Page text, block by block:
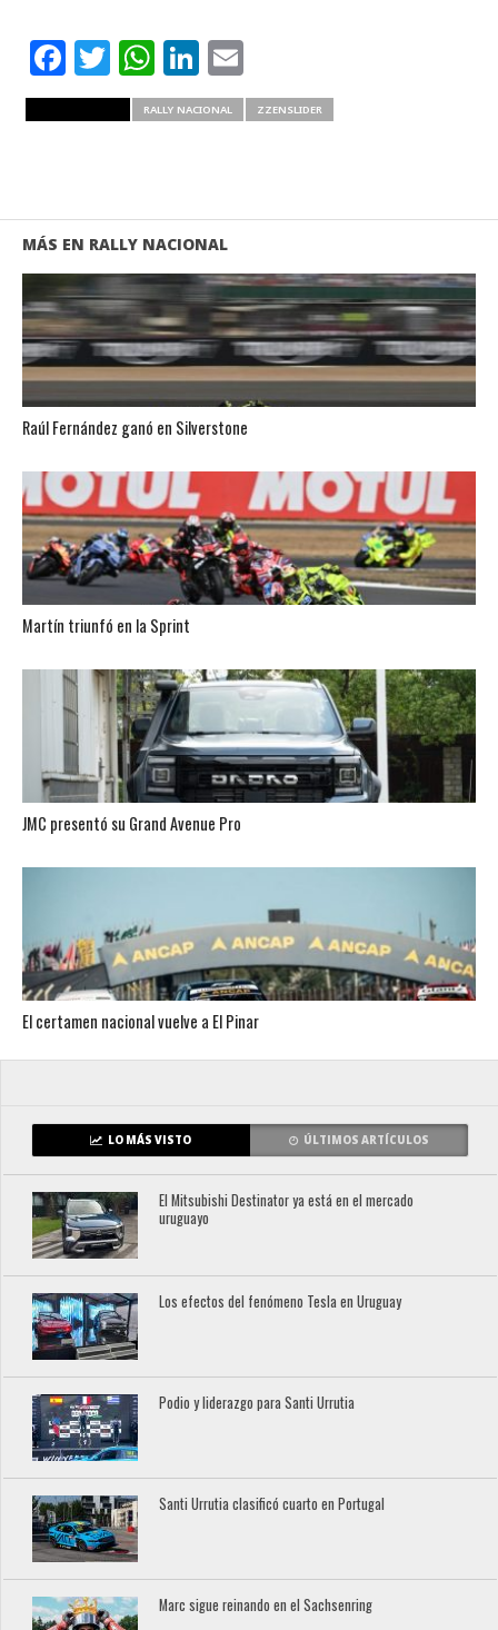
Facebook
Twitter
WhatsApp
LinkedIn
Email
RALLY NACIONAL ZZENSLIDER
MÁS EN RALLY NACIONAL
Raúl Fernández ganó en Silverstone
Martín triunfó en la Sprint
JMC presentó su Grand Avenue Pro
El certamen nacional vuelve a El Pinar
LO MÁS VISTO ÚLTIMOS ARTÍCULOS
El Mitsubishi Destinator ya está en el mercado
uruguayo
Los efectos del fenómeno Tesla en Uruguay
Podio y liderazgo para Santi Urrutia
Santi Urrutia clasificó cuarto en Portugal
Marc sigue reinando en el Sachsenring